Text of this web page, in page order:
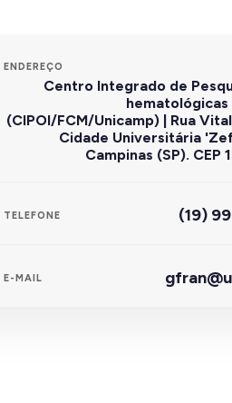
ENDEREÇO
Centro Integrado de
hematológicas
(CIPOI/FCM/Unicamp) | Rua
Cidade Universitária
Campinas (SP). CEP
TELEFONE (19)
E-MAIL